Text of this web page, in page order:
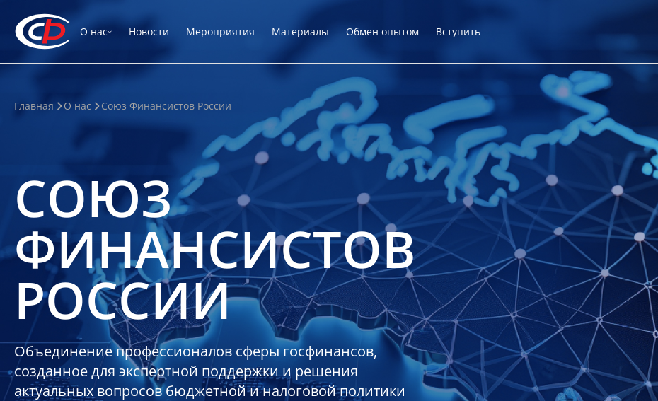
О нас Новости Мероприятия Материалы Обмен опытом Вступить
Главная О нас Союз Финансистов России
СОЮЗ
ФИНАНСИСТОВ
РОССИИ
Объединение профессионалов сферы госфинансов,
созданное для экспертной поддержки и решения
актуальных вопросов бюджетной и налоговой политики